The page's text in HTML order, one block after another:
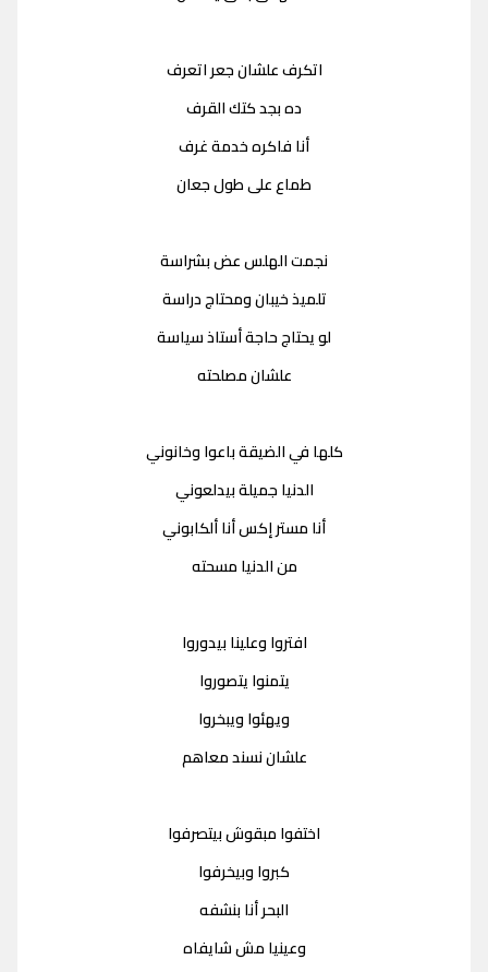
اتكرف علشان جعر اتعرف
ده بجد كتك القرف
أنا فاكره خدمة غرف
طماع على طول جعان
نجمت الهلس عض بشراسة
تلميذ خيبان ومحتاج دراسة
لو يحتاج حاجة أستاذ سياسة
علشان مصلحته
كلها في الضيقة باعوا وخانوني
الدنيا جميلة بيدلعوني
أنا مستر إكس أنا ألكابوني
من الدنيا مسحته
افتروا وعلينا بيدوروا
يتمنوا يتصوروا
ويهئوا ويبخروا
علشان نسند معاهم
اختفوا مبقوش بيتصرفوا
كبروا وبيخرفوا
البحر أنا بنشفه
وعينيا مش شايفاه